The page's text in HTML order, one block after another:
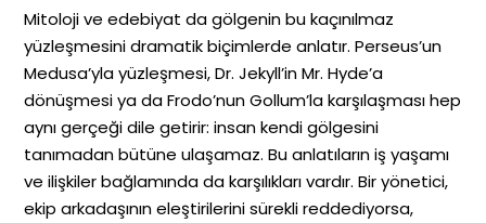
Mitoloji ve edebiyat da gölgenin bu kaçınılmaz
yüzleşmesini dramatik biçimlerde anlatır. Perseus’un
Medusa’yla yüzleşmesi, Dr. Jekyll’in Mr. Hyde’a
dönüşmesi ya da Frodo’nun Gollum’la karşılaşması hep
aynı gerçeği dile getirir: insan kendi gölgesini
tanımadan bütüne ulaşamaz. Bu anlatıların iş yaşamı
ve ilişkiler bağlamında da karşılıkları vardır. Bir yönetici,
ekip arkadaşının eleştirilerini sürekli reddediyorsa,